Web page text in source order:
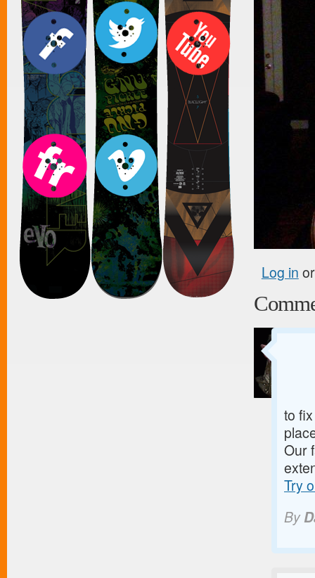
Log in
to
Our
Try
By